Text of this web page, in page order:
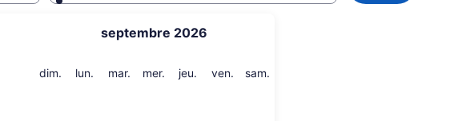
septembre 2026
dim. dimanche
lun. lundimar. mardi
mer. mercredi
jeu. jeudiven. vendredi
sam.